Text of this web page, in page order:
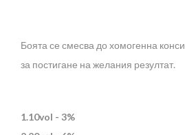
Боята се смесва до хомогенна
за постигане на желания резултат.
1.10vol - 3%